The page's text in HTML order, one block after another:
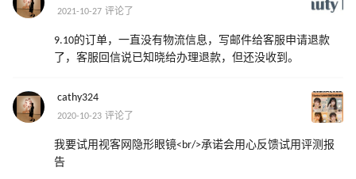
2021-10-27 评论了
9.10的订单，一直没有物流信息，写邮件给客服申请退款
了，客服回信说已知晓给办理退款，但还没收到。
cathy324
2020-10-23 评论了
我要试用视客网隐形眼镜<br/>承诺会用心反馈试用评测报
告